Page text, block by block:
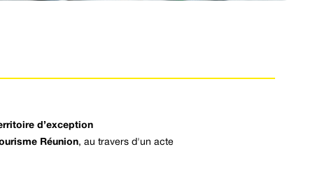
d’exception
Réunion, au travers d'un acte